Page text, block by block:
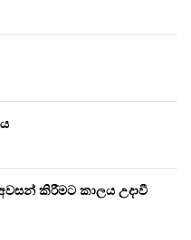
කිරීමට කාලය උදාවී